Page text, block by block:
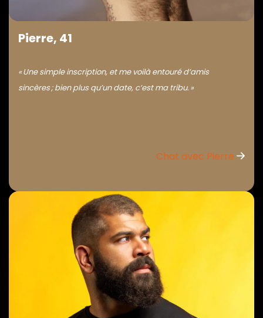
Pierre, 41
« Une simple inscription, et me voilà entouré d’amis
sincères ; bien plus qu’un date, c’est ma tribu. »
Chat avec Pierre